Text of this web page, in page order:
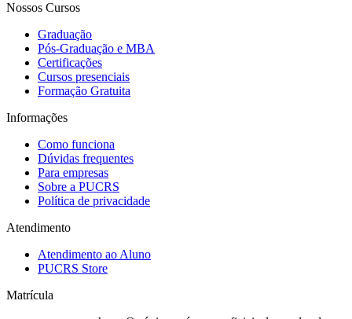
Nossos Cursos
Graduação
Pós-Graduação e MBA
Certificações
Cursos presenciais
Formação Gratuita
Informações
Como funciona
Dúvidas frequentes
Para empresas
Sobre a PUCRS
Política de privacidade
Atendimento
Atendimento ao Aluno
PUCRS Store
Matrícula